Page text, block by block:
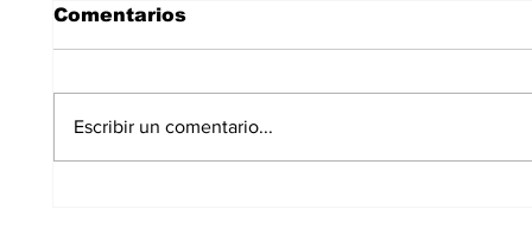
Comentarios
Escribir un comentario...